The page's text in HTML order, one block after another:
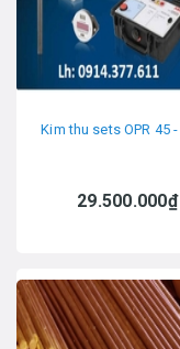
Kim thu sets OPR 45
29.500.000₫